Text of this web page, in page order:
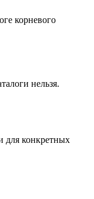
корневого
нельзя.
для конкретных